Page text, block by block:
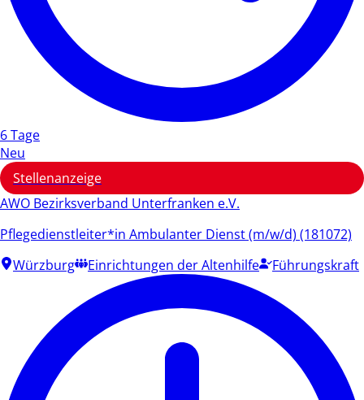
6 Tage
Neu
Stellenanzeige
AWO Bezirksverband Unterfranken e.V.
Pflegedienstleiter*in Ambulanter Dienst (m/w/d) (181072)
Würzburg
Einrichtungen der Altenhilfe Führungskraft